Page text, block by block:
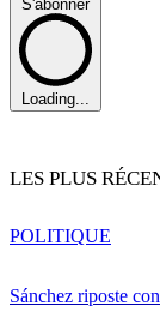
S'abonner
Loading...
LES PLUS
Sánchez riposte
POLITIQUE